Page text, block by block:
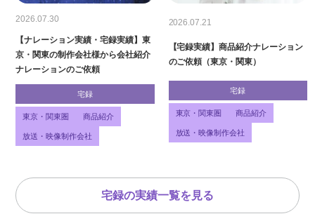
2026.07.30
【ナレーション実績・宅録実績】東
京・関東の制作会社様から会社紹介
ナレーションのご依頼
宅録
東京・関東圏 商品紹介
放送・映像制作会社
2026.07.21
【宅録実績】商品紹介ナレーション
のご依頼（東京・関東）
宅録
東京・関東圏 商品紹介
放送・映像制作会社
宅録の実績一覧を見る